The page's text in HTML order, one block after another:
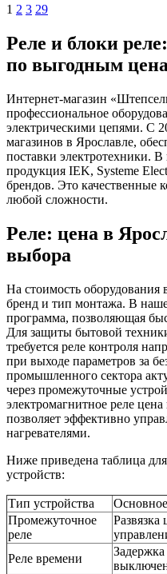
1 2 3 29
Реле и блоки
по выгодным
Интернет-магазин
профессиональное
электрическими цепями. С
магазинов в Ярославле,
поставки электротехники.
продукция IEK, Systeme
брендов. Это качественные
любой сложности.
Реле: цена в
выбора
На стоимость оборудования
бренд и тип монтажа. В
программа, позволяющая
Для защиты бытовой
требуется реле контроля
при выходе параметров за
промышленного сектора
через промежуточные
электромагнитное реле цена
позволяет эффективно
нагревателями.
Ниже приведена таблица
устройств:
Тип устройства
Промежуточное
реле
Развязка
Реле времени